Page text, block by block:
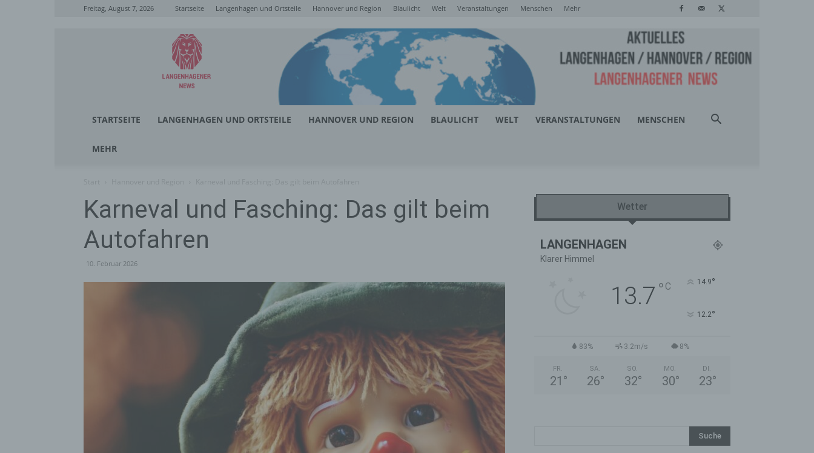
Freitag, August 7, 2026 Startseite Langenhagen und Ortsteile Hannover und Region Blaulicht Welt Veranstaltungen Menschen Mehr
Langenhagener
News
STARTSEITE LANGENHAGEN UND ORTSTEILE HANNOVER UND REGION BLAULICHT WELT VERANSTALTUNGEN MENSCHEN
MEHR
Karneval und Fasching: Das gilt beim
Autofahren
10. Februar 2026
Wetter
LANGENHAGEN
Klarer Himmel
13.7 ° C 14.9°
12.2°
83% 3.2m/s 8%
FR.
21 °
SA.
26°
SO.
32°
MO.
30°
DI.
23°